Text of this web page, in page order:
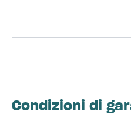
Condizioni di